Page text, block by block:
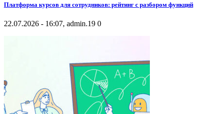
Платформа курсов для сотрудников: рейтинг с разбором функций
22.07.2026 - 16:07, admin.19 0